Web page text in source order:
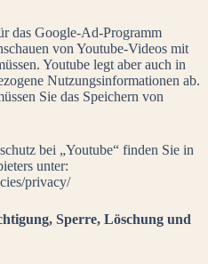
das Google-Ad-Programm
von Youtube-Videos mit
Youtube legt aber auch in
Nutzungsinformationen ab.
Sie das Speichern von
bei „Youtube“ finden Sie in
unter:
privacy/
Sperre, Löschung und